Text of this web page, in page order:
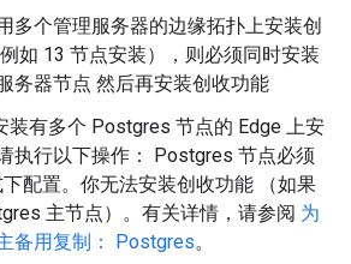
多个管理服务器的边缘拓扑上安装创
如 13 节点安装），则必须同时安装
务器节点 然后再安装创收功能
装有多个 Postgres 节点的 Edge 上安
执行以下操作： Postgres 节点必须
配置。你无法安装创收功能 （如果
主节点）。有关详情，请参阅 为
备用复制： Postgres。